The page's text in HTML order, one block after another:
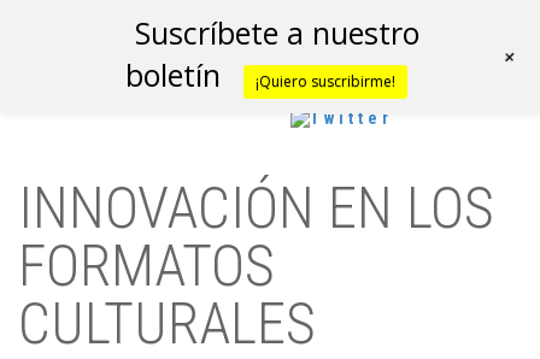
INNOVACIÓN EN LOS
FORMATOS
CULTURALES
Suscríbete a nuestro
boletín
¡Quiero suscribirme!
+